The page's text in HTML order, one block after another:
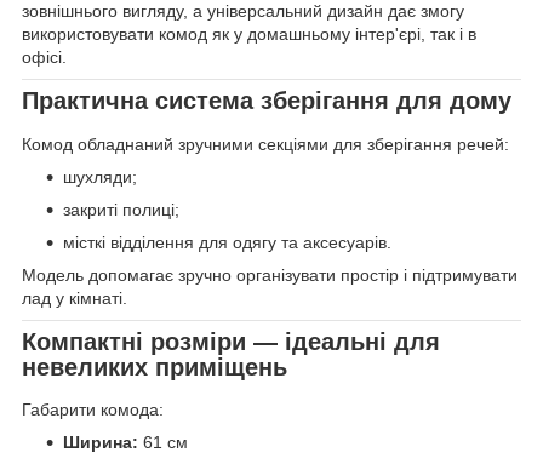
зовнішнього вигляду, а універсальний дизайн дає змогу
використовувати комод як у домашньому інтер'єрі, так і в
офісі.
Практична система зберігання для дому
Комод обладнаний зручними секціями для зберігання речей:
шухляди;
закриті полиці;
місткі відділення для одягу та аксесуарів.
Модель допомагає зручно організувати простір і підтримувати
лад у кімнаті.
Компактні розміри — ідеальні для
невеликих приміщень
Габарити комода:
Ширина: 61 см